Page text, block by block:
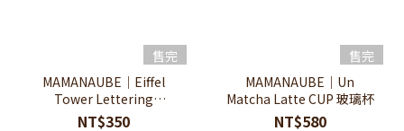
售完
MAMANAUBE｜Eiffel
Tower Lettering
bookmark 書籤
NT$350
售完
MAMANAUBE｜Un
Matcha Latte CUP 玻璃杯
NT$580